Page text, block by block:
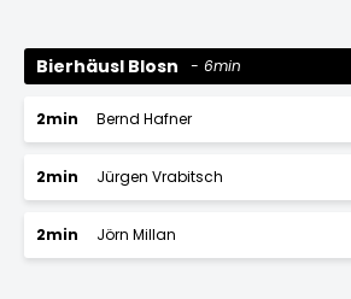
Bierhäusl Blosn 6min
2min Bernd Hafner
2min Jürgen Vrabitsch
2min Jörn Millan